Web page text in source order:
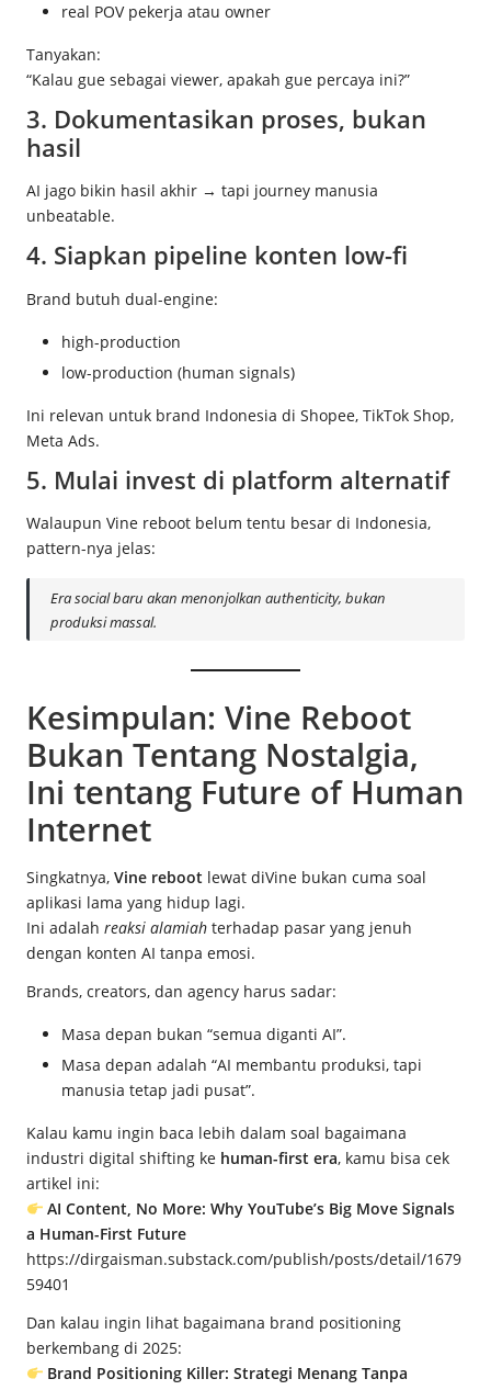
real POV pekerja atau owner
Tanyakan:
“Kalau gue sebagai viewer, apakah gue percaya ini?”
3. Dokumentasikan proses, bukan
hasil
AI jago bikin hasil akhir → tapi journey manusia
unbeatable.
4. Siapkan pipeline konten low-fi
Brand butuh dual-engine:
high-production
low-production (human signals)
Ini relevan untuk brand Indonesia di Shopee, TikTok Shop,
Meta Ads.
5. Mulai invest di platform alternatif
Walaupun Vine reboot belum tentu besar di Indonesia,
pattern-nya jelas:
Era social baru akan menonjolkan authenticity, bukan
produksi massal.
Kesimpulan: Vine Reboot
Bukan Tentang Nostalgia,
Ini tentang Future of Human
Internet
Singkatnya, Vine reboot lewat diVine bukan cuma soal
aplikasi lama yang hidup lagi.
Ini adalah reaksi alamiah terhadap pasar yang jenuh
dengan konten AI tanpa emosi.
Brands, creators, dan agency harus sadar:
Masa depan bukan “semua diganti AI”.
Masa depan adalah “AI membantu produksi, tapi
manusia tetap jadi pusat”.
Kalau kamu ingin baca lebih dalam soal bagaimana
industri digital shifting ke human-first era, kamu bisa cek
artikel ini:
AI Content, No More: Why YouTube’s Big Move Signals
a Human-First Future
https://dirgaisman.substack.com/publish/posts/detail/1679
59401
Dan kalau ingin lihat bagaimana brand positioning
berkembang di 2025:
Brand Positioning Killer: Strategi Menang Tanpa